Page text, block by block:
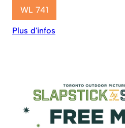
WL 741
Plus d'infos